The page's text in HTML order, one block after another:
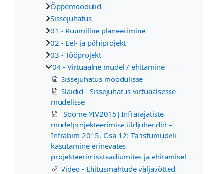
Õppemoodulid
Sissejuhatus
01 - Ruumiline planeerimine
02 - Eel- ja põhiprojekt
03 - Tööprojekt
04 - Virtuaalne mudel / ehitamine
Sissejuhatus moodulisse
Slaidid - Sissejuhatus virtuaalsesse
mudelisse
[Soome YIV2015] Infrarajatiste
mudelprojekteerimise üldjuhendid –
Infrabim 2015. Osa 12: Taristumudeli
kasutamine erinevates
projekteerimisstaadiumites ja ehitamisel
Video - Ehitusmahtude väljavõtted